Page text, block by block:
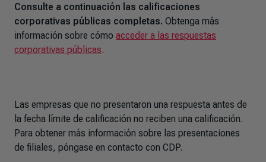
Consulte a continuación las calificaciones
corporativas públicas completas. Obtenga más
información sobre cómo acceder a las respuestas
corporativas públicas.
Las empresas que no presentaron una respuesta antes de
la fecha límite de calificación no reciben una calificación.
Para obtener más información sobre las presentaciones
de filiales, póngase en contacto con CDP.